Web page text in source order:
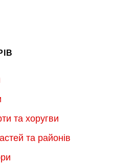
та хоругви
та районів